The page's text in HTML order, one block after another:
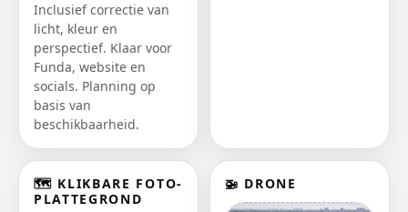
Inclusief correctie van
licht, kleur en
perspectief. Klaar voor
Funda, website en
socials. Planning op
basis van
beschikbaarheid.
🗺️ KLIKBARE FOTO-
PLATTEGROND
🚁 DRONE